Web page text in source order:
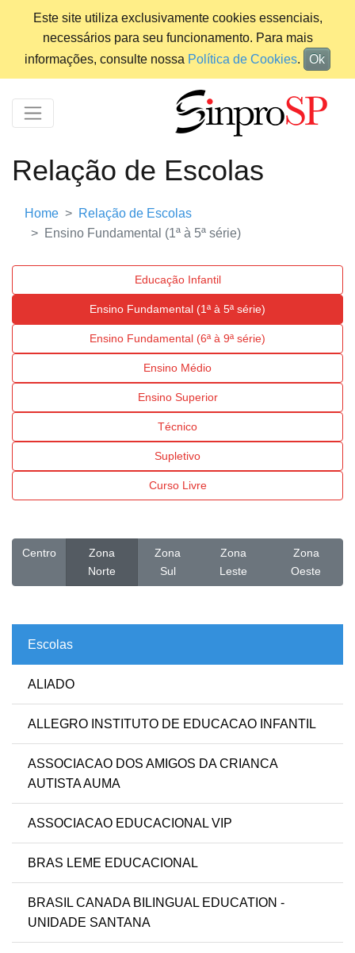
Este site utiliza exclusivamente cookies essenciais,
necessários para seu funcionamento. Para mais
informações, consulte nossa Política de Cookies. Ok
Relação de Escolas
Home
Relação de Escolas
Ensino Fundamental (1ª à 5ª série)
Educação Infantil
Ensino Fundamental (1ª à 5ª série)
Ensino Fundamental (6ª à 9ª série)
Ensino Médio
Ensino Superior
Técnico
Supletivo
Curso Livre
Centro
Zona
Norte
Zona
Sul
Zona
Leste
Zona
Oeste
Escolas
ALIADO
ALLEGRO INSTITUTO DE EDUCACAO INFANTIL
ASSOCIACAO DOS AMIGOS DA CRIANCA
AUTISTA AUMA
ASSOCIACAO EDUCACIONAL VIP
BRAS LEME EDUCACIONAL
BRASIL CANADA BILINGUAL EDUCATION -
UNIDADE SANTANA